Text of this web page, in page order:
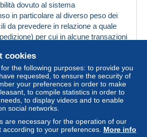
dovuto al sistema
in particolare al diverso peso dei
da prevedere in relazione a quale
per cui in alcune transazioni
ci dice che sui grandi numeri il
ma molti non lo
stiamo a vedere
Jan 2024 at 12:47 (#1658652)
Translate this message
cookies
the following purposes: to provide you
requested, to ensure the security of
your preferences in order to make
to compile statistics in order to
to display videos and to enable
social networks.
are necessary for the operation of our
to your preferences. More info